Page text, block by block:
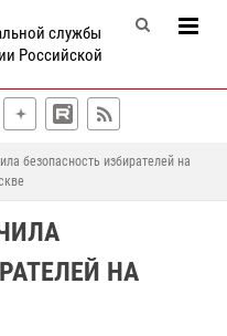
службы
Российской
безопасность избирателей на
НА